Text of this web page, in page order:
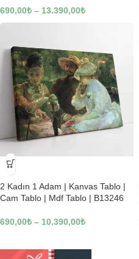
690,00₺ – 13.390,00₺
-23%
2 Kadın 1 Adam | Kanvas Tablo |
Cam Tablo | Mdf Tablo | B13246
690,00₺ – 10.390,00₺